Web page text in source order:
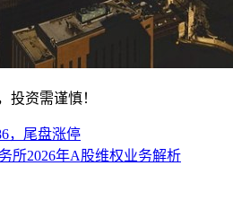
投资需谨慎！
，尾盘涨停
所2026年A股维权业务解析